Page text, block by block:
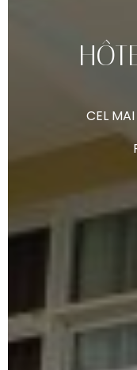
CEL MAI